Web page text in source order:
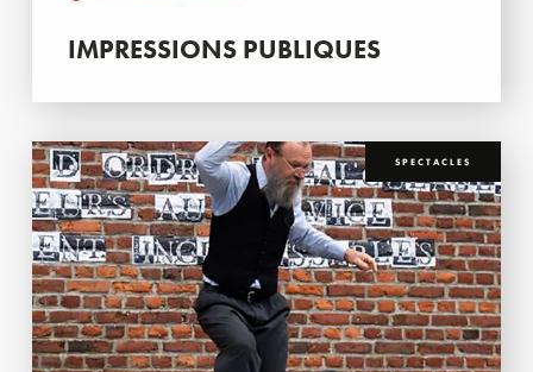
IMPRESSIONS PUBLIQUES
SPECTACLES